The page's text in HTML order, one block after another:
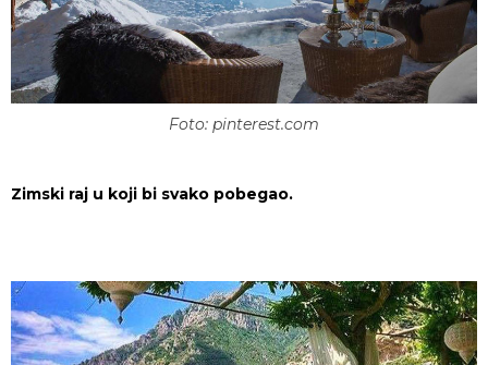
Foto: pinterest.com
Zimski raj u koji bi svako pobegao.